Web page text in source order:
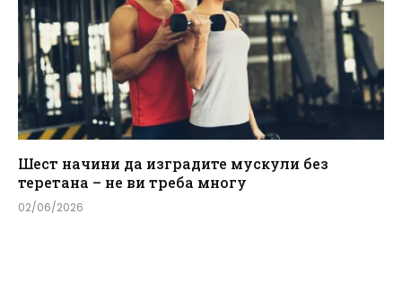
Шест начини да изградите мускули без
теретана – не ви треба многу
02/06/2026